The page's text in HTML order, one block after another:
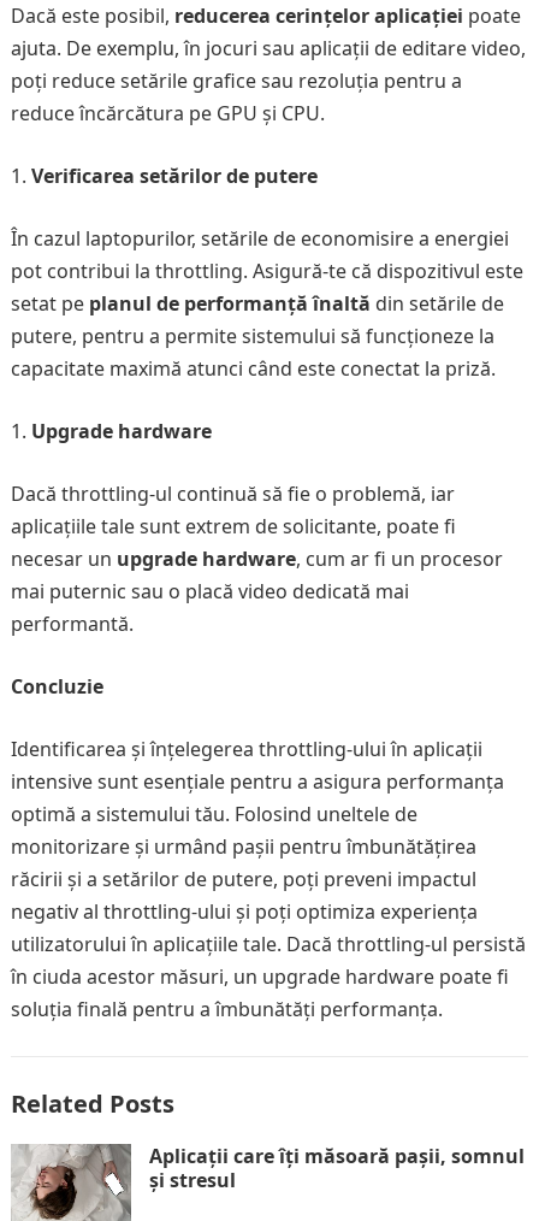
Dacă este posibil, reducerea cerințelor aplicației poate
ajuta. De exemplu, în jocuri sau aplicații de editare video,
poți reduce setările grafice sau rezoluția pentru a
reduce încărcătura pe GPU și CPU.
Verificarea setărilor de putere
În cazul laptopurilor, setările de economisire a energiei
pot contribui la throttling. Asigură-te că dispozitivul este
setat pe planul de performanță înaltă din setările de
putere, pentru a permite sistemului să funcționeze la
capacitate maximă atunci când este conectat la priză.
Upgrade hardware
Dacă throttling-ul continuă să fie o problemă, iar
aplicațiile tale sunt extrem de solicitante, poate fi
necesar un upgrade hardware, cum ar fi un procesor
mai puternic sau o placă video dedicată mai
performantă.
Concluzie
Identificarea și înțelegerea throttling-ului în aplicații
intensive sunt esențiale pentru a asigura performanța
optimă a sistemului tău. Folosind uneltele de
monitorizare și urmând pașii pentru îmbunătățirea
răcirii și a setărilor de putere, poți preveni impactul
negativ al throttling-ului și poți optimiza experiența
utilizatorului în aplicațiile tale. Dacă throttling-ul persistă
în ciuda acestor măsuri, un upgrade hardware poate fi
soluția finală pentru a îmbunătăți performanța.
Related Posts
Aplicații care îți măsoară pașii, somnul
și stresul